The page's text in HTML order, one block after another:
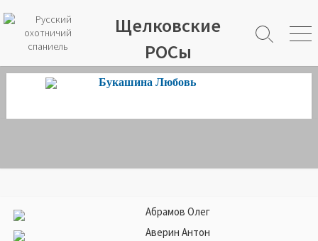
Щелковские
РОСы
Search
Букашина Любовь
Абрамов Олег
Аверин Антон